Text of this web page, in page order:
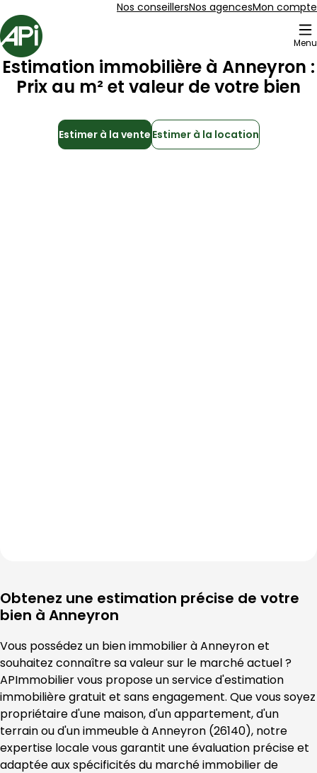
Nos conseillersNos agencesMon compte
Accueil
Menu
Estimation immobilière à Anneyron :
Prix au m² et valeur de votre bien
Estimer à la vente Estimer à la location
Obtenez une estimation précise de votre
bien à Anneyron
Vous possédez un bien immobilier à Anneyron et
APImmobilier vous propose un service d'estimation
immobilière gratuit et sans engagement. Que vous soyez
propriétaire d'une maison, d'un appartement, d'un
terrain ou d'un immeuble à Anneyron (26140), notre
expertise locale vous garantit une évaluation précise et